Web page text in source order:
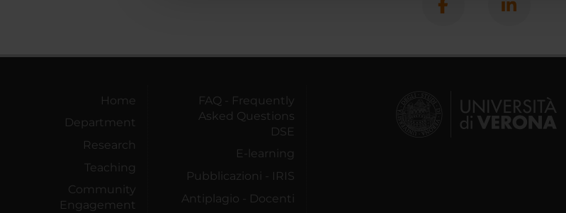
Home
Department
Research
Teaching
Community
Engagement
FAQ - Frequently
Asked Questions
DSE
E-learning
Pubblicazioni - IRIS
Antiplagio - Docenti